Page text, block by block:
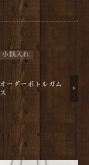
小銭入れ
ーダーボトルガム